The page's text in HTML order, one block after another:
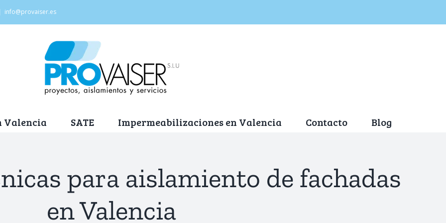
info@provaiser.es
Valencia SATE Impermeabilizaciones en Valencia Contacto Blog
para aislamiento de fachadas
en Valencia